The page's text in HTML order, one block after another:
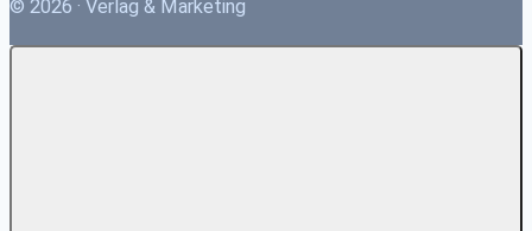
© 2026 · Verlag & Marketing